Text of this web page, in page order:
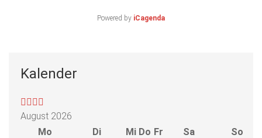
Powered by iCagenda
Kalender
August 2026
Mo
Di Mi Do Fr Sa
So